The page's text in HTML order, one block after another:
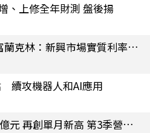
、上修全年財測 盤後揚
別只盯著美國 AI 類股！富蘭克林：新興市場實質利率趨近 10%
續攻機器人和AI應用
威剛7月營收飆升至183.8億元 再創單月新高 第3季營運可續攀高峰